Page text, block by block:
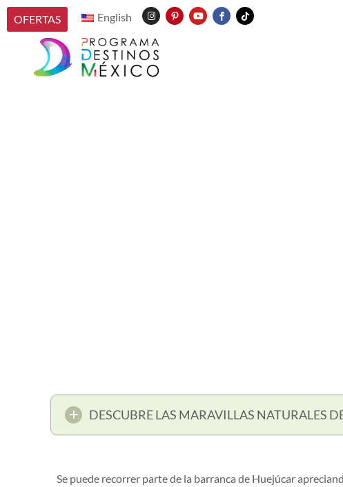
OFERTAS English
DESCUBRE LAS MARAVILLAS NATURALES
Se puede recorrer parte de la barranca de Huejúcar